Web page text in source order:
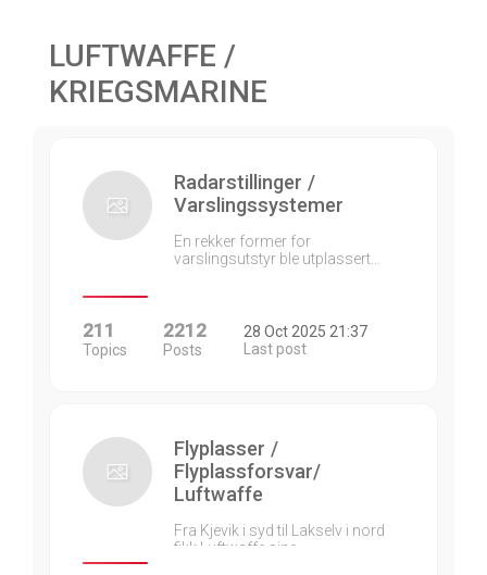
LUFTWAFFE /
KRIEGSMARINE
Radarstillinger /
Varslingssystemer
En rekker former for
varslingsutstyr ble utplassert…
211
Topics
2212
Posts
28 Oct 2025 21:37
Last post
Flyplasser /
Flyplassforsvar/
Luftwaffe
Fra Kjevik i syd til Lakselv i nord
fikk Luftwaffe sine…